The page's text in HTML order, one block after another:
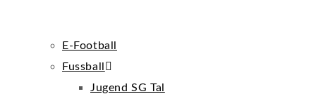
E-Football
Fussball
Jugend SG Tal